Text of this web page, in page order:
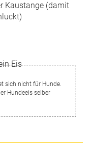
Kaustange (damit
sich nicht für Hunde.
Hundeeis selber